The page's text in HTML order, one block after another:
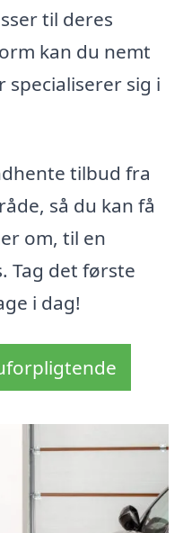
til deres
kan du nemt
sig i
tilbud fra
så du kan få
om, til en
Tag det første
i dag!